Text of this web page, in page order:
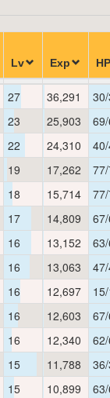
Lv Exp HP
27 36,291
23 25,903
22 24,310
19 17,262
18 15,714
17 14,809
16 13,152
16 13,063
16 12,697
16 12,603
16 12,340
15 11,788
15 10,899